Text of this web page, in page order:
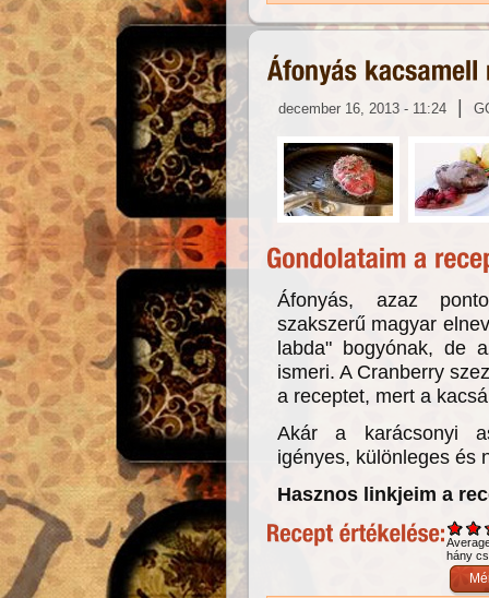
december 16, 2013 - 11:24 |
Áfonyás, azaz
szakszerű magyar
labda" bogyónak, de
ismeri. A Cranberry
a receptet, mert a
Akár a karácsonyi
igényes, különleges és
Hasznos linkjeim a
hány